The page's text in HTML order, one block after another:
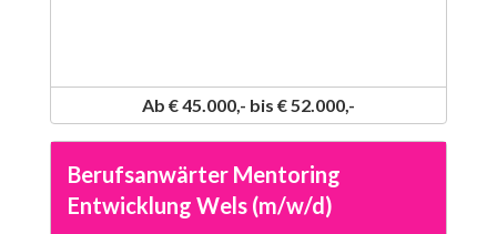
Ab € 45.000,- bis € 52.000,-
Berufsanwärter Mentoring
Entwicklung Wels (m/w/d)